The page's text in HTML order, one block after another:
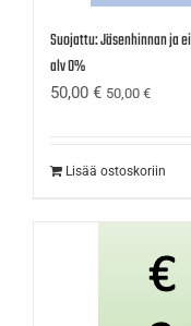
Suojattu: Jäsenhinnan ja
alv 0%
50,00 € 50,00 €
Lisää ostoskoriin